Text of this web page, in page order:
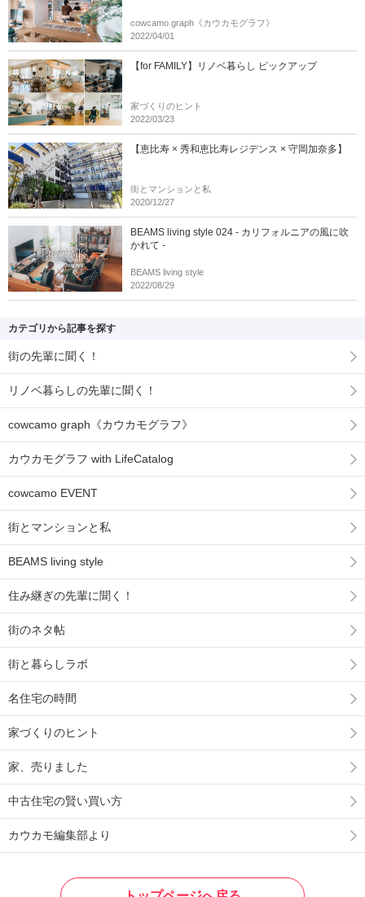
cowcamo graph《カウカモグラフ》
2022/04/01
【for FAMILY】リノベ暮らし ピックアップ
家づくりのヒント
2022/03/23
【恵比寿 × 秀和恵比寿レジデンス × 守岡加奈多】
街とマンションと私
2020/12/27
BEAMS living style 024 - カリフォルニアの風に吹
かれて -
BEAMS living style
2022/08/29
カテゴリから記事を探す
街の先輩に聞く！
リノベ暮らしの先輩に聞く！
cowcamo graph《カウカモグラフ》
カウカモグラフ with LifeCatalog
cowcamo EVENT
街とマンションと私
BEAMS living style
住み継ぎの先輩に聞く！
街のネタ帖
街と暮らしラボ
名住宅の時間
家づくりのヒント
家、売りました
中古住宅の賢い買い方
カウカモ編集部より